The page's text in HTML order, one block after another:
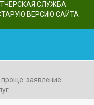
СЛУЖБА
ВЕРСИЮ САЙТА
проще: заявление